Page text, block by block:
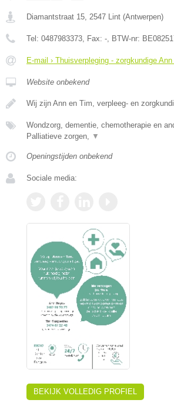
Diamantstraat 15 2547 Lint (Antwerpen)
Tel: 0487983373 , Fax: - , BTW-nr:
E-mail › Thuisverpleging - zorgkundige
Website onbekend
Wij zijn Ann en Tim, verpleeg- en
Wondzorg, dementie, chemotherapie en
Palliatieve zorgen,
▼
Openingstijden onbekend
Sociale media:
BEKIJK VOLLEDIG PROFIEL